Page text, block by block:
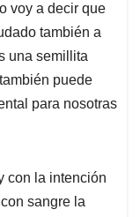
voy a decir que
también a
una semillita
puede
para nosotras
con la intención
sangre la